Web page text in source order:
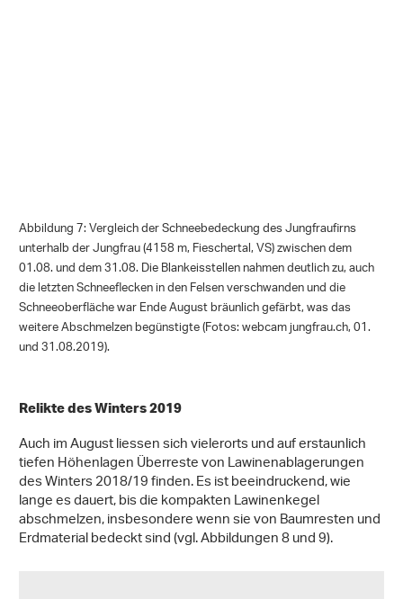
Abbildung 7: Vergleich der Schneebedeckung des Jungfraufirns
unterhalb der Jungfrau (4158 m, Fieschertal, VS) zwischen dem
01.08. und dem 31.08. Die Blankeisstellen nahmen deutlich zu, auch
die letzten Schneeflecken in den Felsen verschwanden und die
Schneeoberfläche war Ende August bräunlich gefärbt, was das
weitere Abschmelzen begünstigte (Fotos: webcam jungfrau.ch, 01.
und 31.08.2019).
Relikte des Winters 2019
Auch im August liessen sich vielerorts und auf erstaunlich
tiefen Höhenlagen Überreste von Lawinenablagerungen
des Winters 2018/19 finden. Es ist beeindruckend, wie
lange es dauert, bis die kompakten Lawinenkegel
abschmelzen, insbesondere wenn sie von Baumresten und
Erdmaterial bedeckt sind (vgl. Abbildungen 8 und 9).